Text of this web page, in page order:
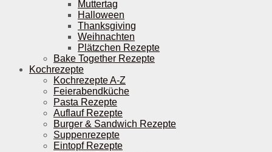
Muttertag
Halloween
Thanksgiving
Weihnachten
Plätzchen Rezepte
Bake Together Rezepte
Kochrezepte
Kochrezepte A-Z
Feierabendküche
Pasta Rezepte
Auflauf Rezepte
Burger & Sandwich Rezepte
Suppenrezepte
Eintopf Rezepte